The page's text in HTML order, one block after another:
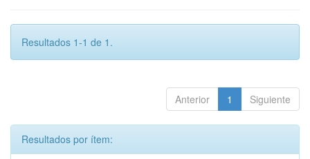
Resultados 1-1 de 1.
Anterior 1 Siguiente
Resultados por ítem: